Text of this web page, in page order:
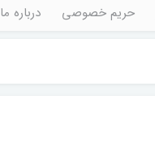
حریم خصوصی درباره ما